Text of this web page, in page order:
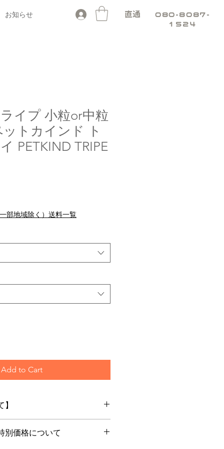
お知らせ 直通
080-8087-
1524
イプ 小粒or中粒
トカインド ト
PETKIND TRIPE
部地域除く）送料一覧
Add to Cart
文を頂いてからメーカー最新
別価格について